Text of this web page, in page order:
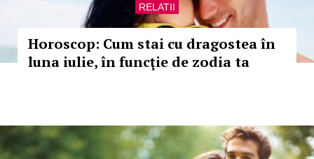
RELATII
Horoscop: Cum stai cu dragostea în
luna iulie, în funcţie de zodia ta